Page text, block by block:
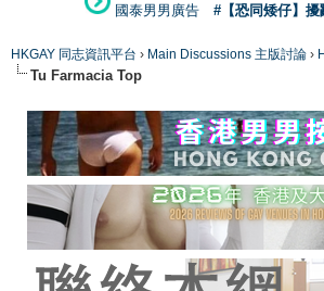
國泰男男廣告
#【恐同矮仔】
HKGAY 同志資訊平台 › Main Discussions 主版討論 ›
Tu Farmacia Top